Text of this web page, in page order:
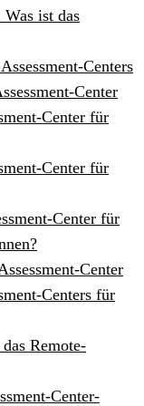
ist das
Centers
Center
Center für
Center für
Center für
Center
Centers für
Remote-
Center-